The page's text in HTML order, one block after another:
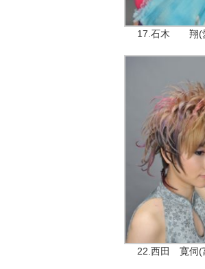
17.石木 翔(
22.西田 寛伺(